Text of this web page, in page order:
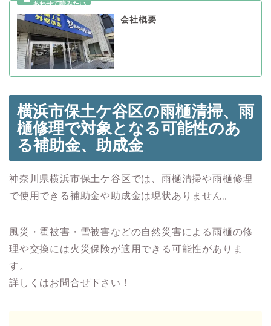
会社概要
横浜市保土ケ谷区の雨樋清掃、雨
樋修理で対象となる可能性のあ
る補助金、助成金
神奈川県横浜市保土ケ谷区では、雨樋清掃や雨樋修理
で使用できる補助金や助成金は現状ありません。
風災・雹被害・雪被害などの自然災害による雨樋の修
理や交換には火災保険が適用できる可能性がありま
す。
詳しくはお問合せ下さい！